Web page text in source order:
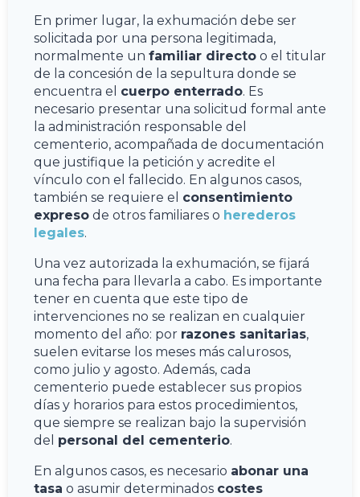
En primer lugar, la exhumación debe ser
solicitada por una persona legitimada,
normalmente un familiar directo o el titular
de la concesión de la sepultura donde se
encuentra el cuerpo enterrado. Es
necesario presentar una solicitud formal ante
la administración responsable del
cementerio, acompañada de documentación
que justifique la petición y acredite el
vínculo con el fallecido. En algunos casos,
también se requiere el consentimiento
expreso de otros familiares o herederos
legales.
Una vez autorizada la exhumación, se fijará
una fecha para llevarla a cabo. Es importante
tener en cuenta que este tipo de
intervenciones no se realizan en cualquier
momento del año: por razones sanitarias,
suelen evitarse los meses más calurosos,
como julio y agosto. Además, cada
cementerio puede establecer sus propios
días y horarios para estos procedimientos,
que siempre se realizan bajo la supervisión
del personal del cementerio.
En algunos casos, es necesario abonar una
tasa o asumir determinados costes